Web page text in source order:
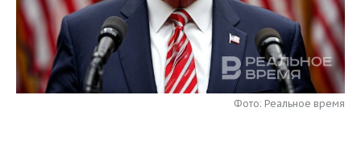
НЕФТЕХИМИЯ
НЕФТЬ
ОПК
РОЗНИЧНАЯ ТОРГОВЛЯ
ТРАНСПОРТ
НОВОСТИ ТЕХНОЛОГИЙ
МЕРОПРИЯТИЯ
НОВОСТИ МЕРОПРИЯТИЙ
СПОРТ
Фото: Реальное время